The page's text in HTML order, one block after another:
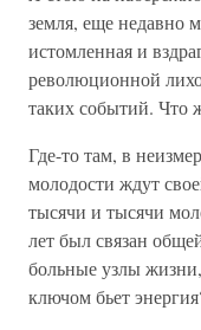
земля, еще недавно
истомленная и
революционной
таких событий. Что
Где-то там, в
молодости ждут
тысячи и тысячи
лет был связан
больные узлы
ключом бьет